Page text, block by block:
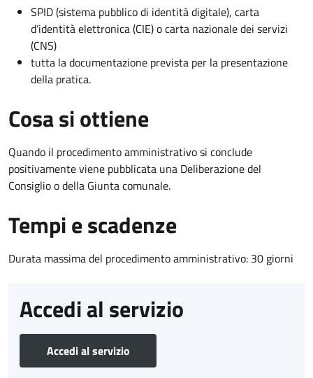
SPID (sistema pubblico di identità digitale), carta
d’identità elettronica (CIE) o carta nazionale dei servizi
(CNS)
tutta la documentazione prevista per la presentazione
della pratica.
Cosa si ottiene
Quando il procedimento amministrativo si conclude
positivamente viene pubblicata una Deliberazione del
Consiglio o della Giunta comunale.
Tempi e scadenze
Durata massima del procedimento amministrativo: 30 giorni
Accedi al servizio
Accedi al servizio